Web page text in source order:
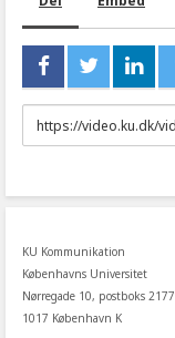
URL
to
KU Kommunikation
Københavns Universitet
Nørregade 10, postboks 2177
1017 København K